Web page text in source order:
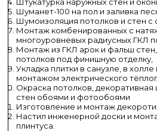
Шуманет-100 на пол и заливка
Шумоизоляция потолков и стен с
Монтаж комбенированных с
многоуровневых радиусных ГКЛ
Монтаж из ГКЛ арок и фальш
потолков под финишную отделку,
Укладка плитки в санузле, в холле
монтажом электрического
Окраска потолков, декоративная
стен обоями и фотообоями
Изготовление и монтаж
Настил инженерной доски и
плинтуса.